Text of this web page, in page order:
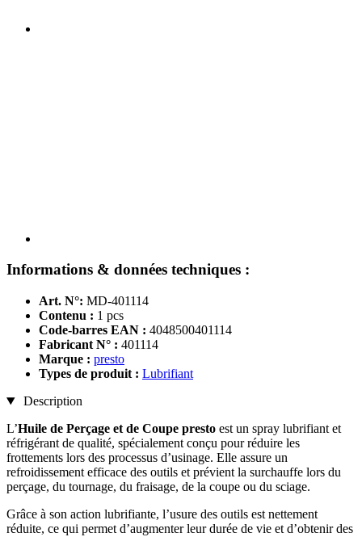
Informations & données techniques :
Art. N°: MD-401114
Contenu : 1 pcs
Code-barres EAN : 4048500401114
Fabricant N° : 401114
Marque : presto
Types de produit : Lubrifiant
Description
L’Huile de Perçage et de Coupe presto est un spray lubrifiant et
réfrigérant de qualité, spécialement conçu pour réduire les
frottements lors des processus d’usinage. Elle assure un
refroidissement efficace des outils et prévient la surchauffe lors du
perçage, du tournage, du fraisage, de la coupe ou du sciage.
Grâce à son action lubrifiante, l’usure des outils est nettement
réduite, ce qui permet d’augmenter leur durée de vie et d’obtenir des